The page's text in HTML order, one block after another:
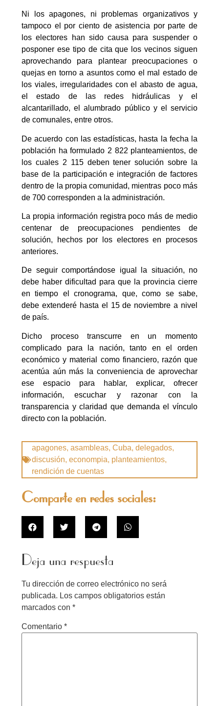
Ni los apagones, ni problemas organizativos y
tampoco el por ciento de asistencia por parte de
los electores han sido causa para suspender o
posponer ese tipo de cita que los vecinos siguen
aprovechando para plantear preocupaciones o
quejas en torno a asuntos como el mal estado de
los viales, irregularidades con el abasto de agua,
el estado de las redes hidráulicas y el
alcantarillado, el alumbrado público y el servicio
de comunales, entre otros.
De acuerdo con las estadísticas, hasta la fecha la
población ha formulado 2 822 planteamientos, de
los cuales 2 115 deben tener solución sobre la
base de la participación e integración de factores
dentro de la propia comunidad, mientras poco más
de 700 corresponden a la administración.
La propia información registra poco más de medio
centenar de preocupaciones pendientes de
solución, hechos por los electores en procesos
anteriores.
De seguir comportándose igual la situación, no
debe haber dificultad para que la provincia cierre
en tiempo el cronograma, que, como se sabe,
debe extenderé hasta el 15 de noviembre a nivel
de país.
Dicho proceso transcurre en un momento
complicado para la nación, tanto en el orden
económico y material como financiero, razón que
acentúa aún más la conveniencia de aprovechar
ese espacio para hablar, explicar, ofrecer
información, escuchar y razonar con la
transparencia y claridad que demanda el vínculo
directo con la población.
apagones, asambleas, Cuba, delegados,
discusión, econompia, planteamientos,
rendición de cuentas
Comparte en redes sociales:
Deja una respuesta
Tu dirección de correo electrónico no será
publicada. Los campos obligatorios están
marcados con *
Comentario *